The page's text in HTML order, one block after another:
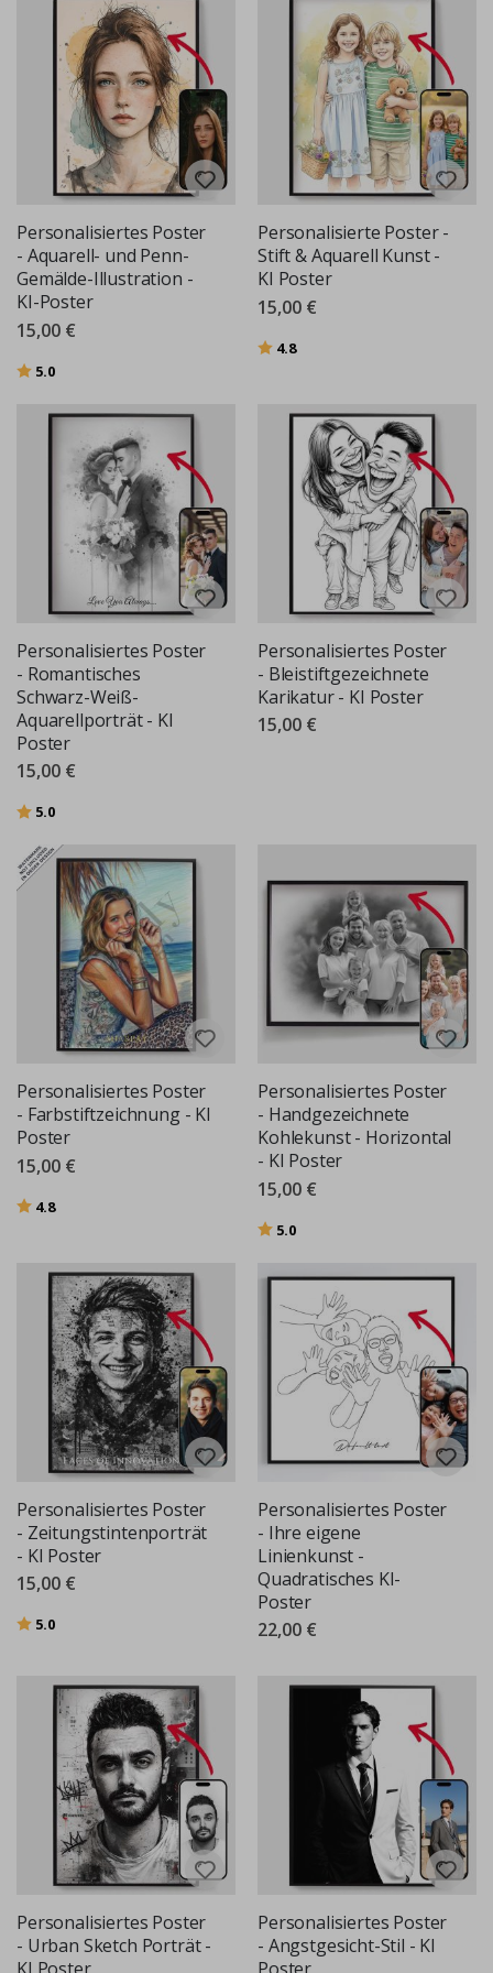
Personalisiertes Poster
- Aquarell- und Penn-
Gemälde-Illustration -
KI-Poster
15,00 €
Bewertung:
5.0
Personalisierte Poster -
Stift & Aquarell Kunst -
KI Poster
15,00 €
Bewertung:
4.8von 5 Sternen
Personalisiertes Poster
- Romantisches
Schwarz-Weiß-
Aquarellporträt - KI
Poster
15,00 €
Bewertung:
5.0
Personalisiertes Poster
- Bleistiftgezeichnete
Karikatur - KI Poster
15,00 €
Personalisiertes Poster
- Farbstiftzeichnung - KI
Poster
15,00 €
Bewertung:
4.8von 5 Sternen
Personalisiertes Poster
- Handgezeichnete
Kohlekunst - Horizontal
- KI Poster
15,00 €
Bewertung:
5.0
Personalisiertes Poster
- Zeitungstintenporträt
- KI Poster
15,00 €
Bewertung:
5.0
Personalisiertes Poster
- Ihre eigene
Linienkunst -
Quadratisches KI-
Poster
22,00 €
Personalisiertes Poster
- Urban Sketch Porträt -
KI Poster
Personalisiertes Poster
- Angstgesicht-Stil - KI
Poster